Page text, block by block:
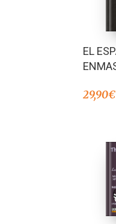
EL
29,90€